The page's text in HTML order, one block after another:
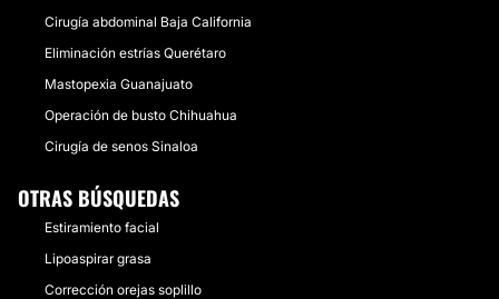
Cirugía abdominal Baja California
Eliminación estrías Querétaro
Mastopexia Guanajuato
Operación de busto Chihuahua
Cirugía de senos Sinaloa
OTRAS BÚSQUEDAS
Estiramiento facial
Lipoaspirar grasa
Corrección orejas soplillo